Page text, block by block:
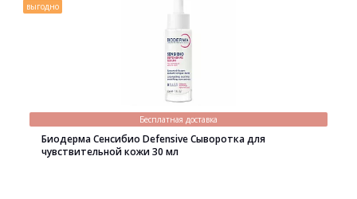
выгодно
Бесплатная доставка
Биодерма Сенсибио Defensive Сыворотка для
чувствительной кожи 30 мл